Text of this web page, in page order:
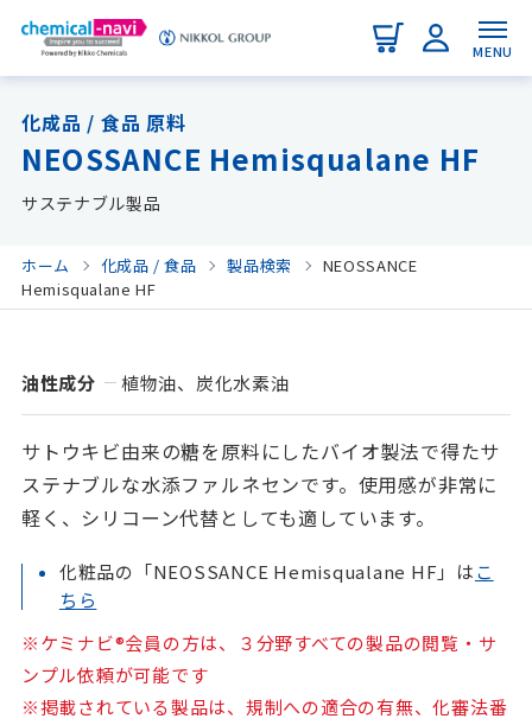
MENU
化成品 / 食品 原料
NEOSSANCE Hemisqualane HF
サステナブル製品
ホーム 化成品 / 食品 製品検索
NEOSSANCE
Hemisqualane HF
油性成分 植物油、炭化水素油
サトウキビ由来の糖を原料にしたバイオ製法で得たサ
ステナブルな水添ファルネセンです。使用感が非常に
軽く、シリコーン代替としても適しています。
化粧品の「NEOSSANCE Hemisqualane HF」はこ
ちら
※ケミナビ®会員の方は、３分野すべての製品の閲覧・サ
ンプル依頼が可能です
※掲載されている製品は、規制への適合の有無、化審法番